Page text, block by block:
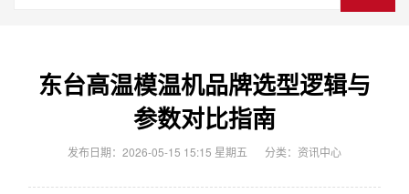
东台高温模温机品牌选型逻辑与
参数对比指南
发布日期：2026-05-15 15:15 星期五 分类： 资讯中心